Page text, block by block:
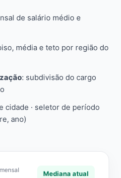
de salário médio e
média e teto por região do
: subdivisão do cargo
cidade · seletor de período
ano)
Mediana atual